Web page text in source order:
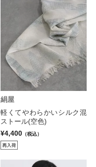
絹屋
軽くてやわらかいシルク混
ストール(空色)
¥4,400 （税込）